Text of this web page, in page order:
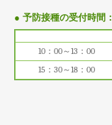
● 予防接種の受付時間：
10：00～13：00
15：30～18：00